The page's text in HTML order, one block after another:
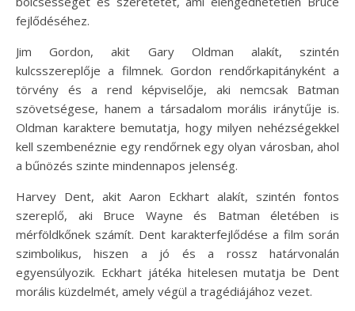
fejlődéséhez.
Jim Gordon, akit Gary Oldman alakít, szintén
kulcsszereplője a filmnek. Gordon rendőrkapitányként a
törvény és a rend képviselője, aki nemcsak Batman
szövetségese, hanem a társadalom morális iránytűje is.
Oldman karaktere bemutatja, hogy milyen nehézségekkel
kell szembenéznie egy rendőrnek egy olyan városban, ahol
a bűnözés szinte mindennapos jelenség.
Harvey Dent, akit Aaron Eckhart alakít, szintén fontos
szereplő, aki Bruce Wayne és Batman életében is
mérföldkőnek számít. Dent karakterfejlődése a film során
szimbolikus, hiszen a jó és a rossz határvonalán
egyensúlyozik. Eckhart játéka hitelesen mutatja be Dent
morális küzdelmét, amely végül a tragédiájához vezet.